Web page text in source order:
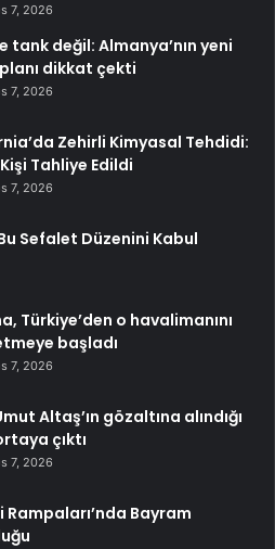
7, 2026
tank değil: Almanya’nın yeni
dikkat çekti
7, 2026
Zehirli Kimyasal Tehdidi:
Tahliye Edildi
7, 2026
Sefalet Düzenini Kabul
Türkiye’den o havalimanını
başladı
7, 2026
Altaş’ın gözaltına alındığı
çıktı
7, 2026
Rampaları’nda Bayram